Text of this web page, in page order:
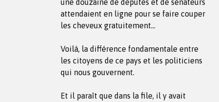
une douzaine de députés et de sénateurs
attendaient en ligne pour se faire couper
les cheveux gratuitement…
Voilà, la différence fondamentale entre
les citoyens de ce pays et les politiciens
qui nous gouvernent.
Et il paraît que dans la file, il y avait